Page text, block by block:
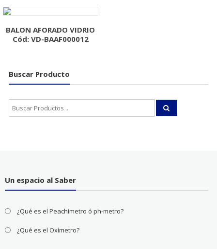
BALON AFORADO VIDRIO
Cód: VD-BAAF000012
Buscar Producto
Buscar:
Un espacio al Saber
¿Qué es el Peachímetro ó ph-metro?
¿Qué es el Oxímetro?